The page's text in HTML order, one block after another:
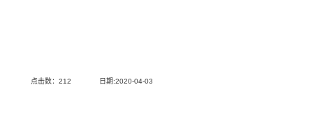
点击数： 212 日期:2020-04-03